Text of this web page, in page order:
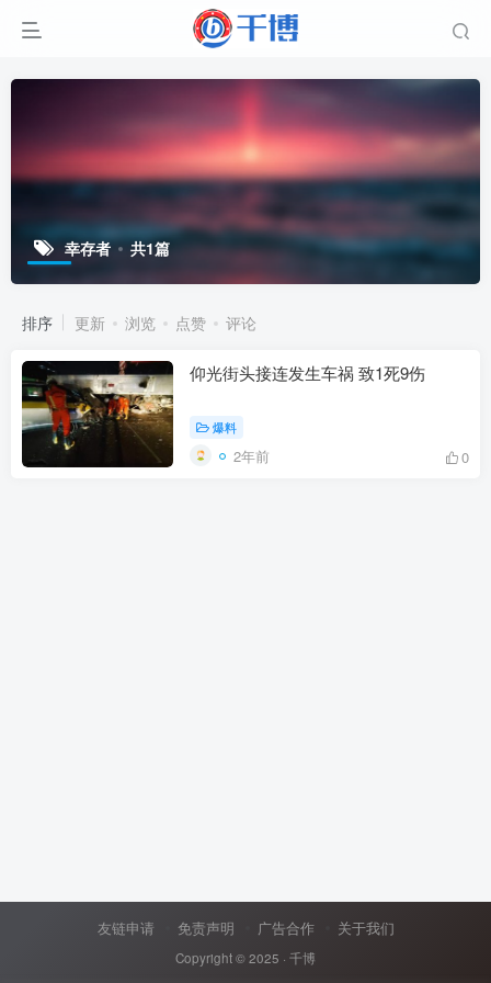
幸存者 共1篇
排序 更新 浏览 点赞 评论
仰光街头接连发生车祸 致1死9伤
爆料
2年前 0
友链申请 免责声明 广告合作 关于我们
Copyright © 2025 · 千博